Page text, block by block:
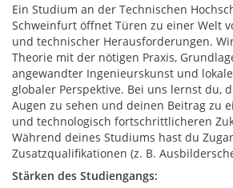
Ein Studium an der Technischen
Schweinfurt öffnet Türen zu einer Welt
und technischer Herausforderungen.
Theorie mit der nötigen Praxis,
angewandter Ingenieurskunst und
globaler Perspektive. Bei uns lernst du,
Augen zu sehen und deinen Beitrag zu
und technologisch fortschrittlicheren
Während deines Studiums hast du
Zusatzqualifikationen (z. B.
Stärken des Studiengangs: